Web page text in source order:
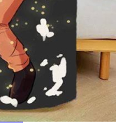
Під плитку. Клас М 1
стяжку Клас М 2
1